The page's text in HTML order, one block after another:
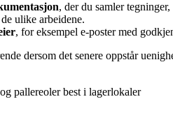
, der du samler
ulike arbeidene.
, for eksempel e-poster med
dersom det senere oppstår
pallereoler best i lagerlokaler